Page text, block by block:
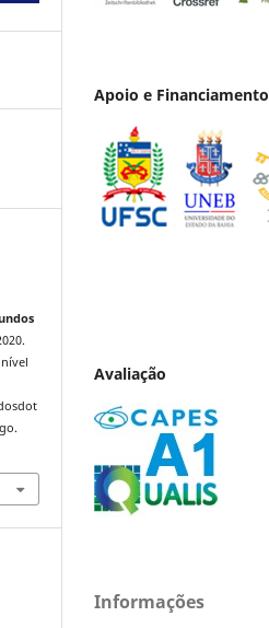
Apoio e Financiamento
Avaliação
Informações